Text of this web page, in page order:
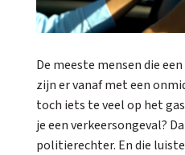
De meeste mensen die
zijn er vanaf met een
toch iets te veel op het
je een verkeersongeval?
politierechter. En die